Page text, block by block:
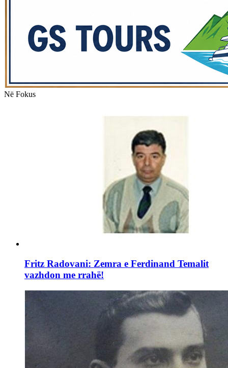
Në Fokus
Fritz Radovani: Zemra e Ferdinand Temalit
vazhdon me rrahë!